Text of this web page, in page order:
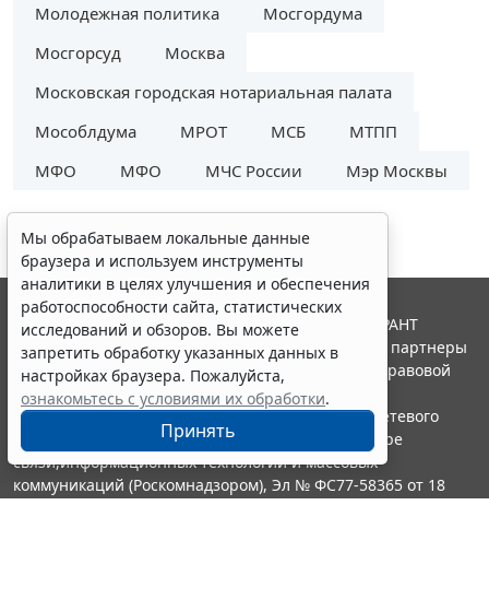
Молодежная политика
Мосгордума
Мосгорсуд
Москва
Московская городская нотариальная палата
Мособлдума
МРОТ МСБ
МТПП
МФО
МФО МЧС России Мэр Москвы
Мы обрабатываем локальные данные
браузера и используем инструменты
аналитики в целях улучшения и обеспечения
работоспособности сайта, статистических
исследований и обзоров. Вы можете
запретить обработку указанных данных в
настройках браузера. Пожалуйста,
ознакомьтесь с условиями их обработки.
Принять
© ООО "НПП "ГАРАНТ-СЕРВИС", 2026. Система ГАРАНТ
выпускается с 1990 года. Компания "Гарант" и ее партнеры
являются участниками Российской ассоциации правовой
информации ГАРАНТ.
Портал ГАРАНТ.РУ зарегистрирован в качестве сетевого
издания Федеральной службой по надзору в сфере
связи,информационных технологий и массовых
коммуникаций (Роскомнадзором), Эл № ФС77-58365 от 18